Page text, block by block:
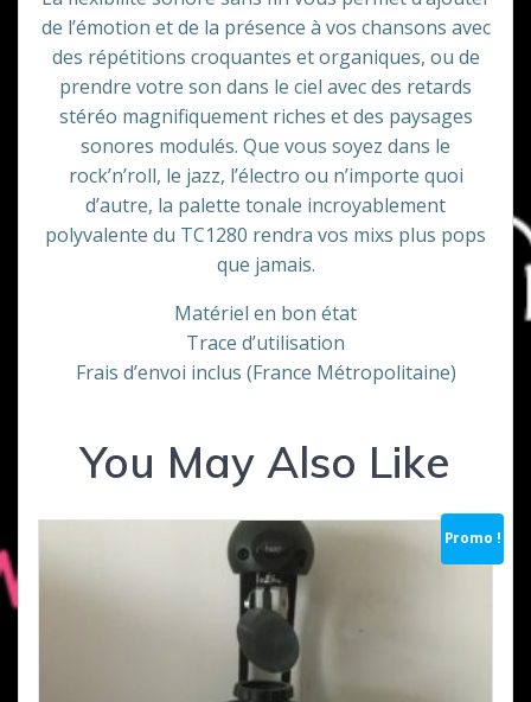
de l’émotion et de la présence à vos chansons avec
des répétitions croquantes et organiques, ou de
prendre votre son dans le ciel avec des retards
stéréo magnifiquement riches et des paysages
sonores modulés. Que vous soyez dans le
rock’n’roll, le jazz, l’électro ou n’importe quoi
d’autre, la palette tonale incroyablement
polyvalente du TC1280 rendra vos mixs plus pops
que jamais.
Matériel en bon état
Trace d’utilisation
Frais d’envoi inclus (France Métropolitaine)
You May Also Like
Promo !